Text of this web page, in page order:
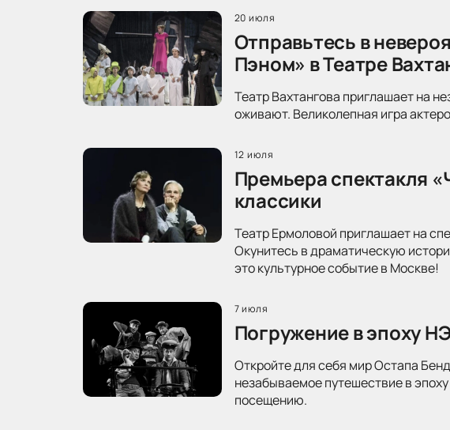
20 июля
Отправьтесь в
Пэном» в Театре
Театр Вахтангова приглашает на
оживают. Великолепная игра
12 июля
Премьера спектакля
классики
Театр Ермоловой приглашает на
Окунитесь в драматическую
это культурное событие в Москве!
7 июля
Погружение в эпоху
Откройте для себя мир Остапа
незабываемое путешествие в
посещению.